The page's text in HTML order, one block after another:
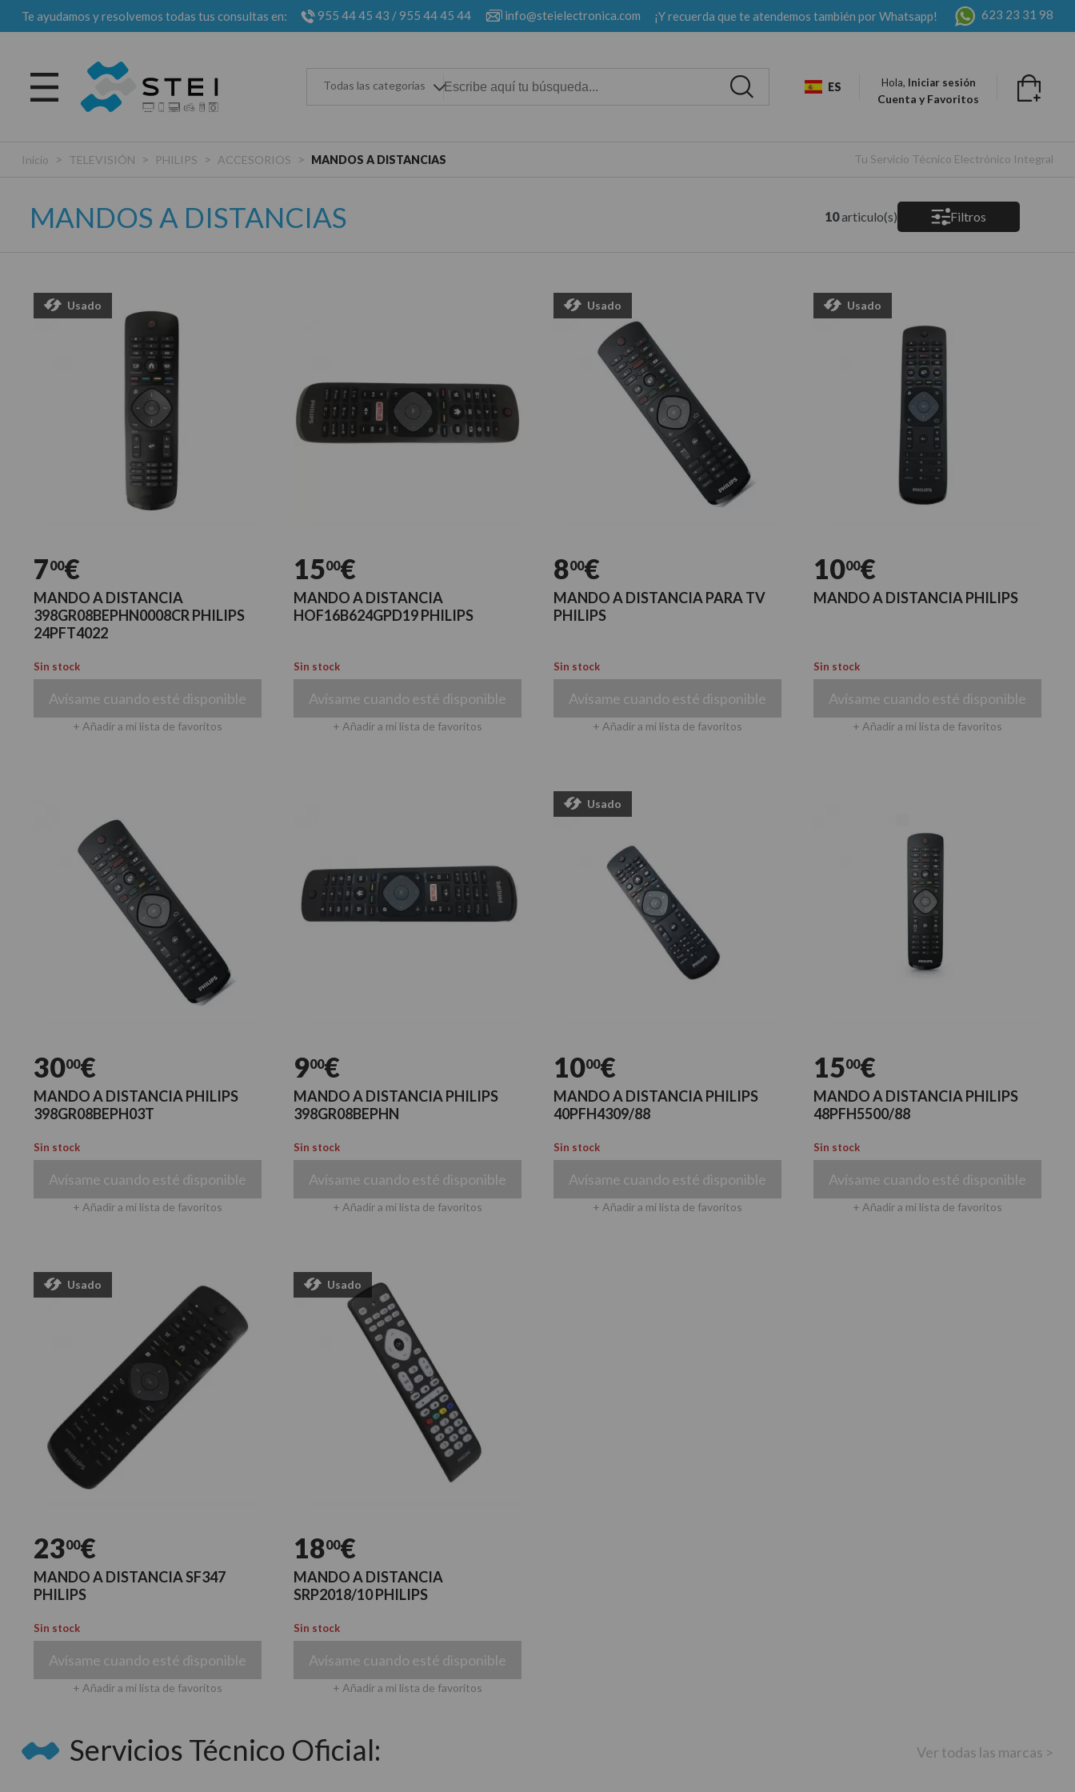
Te ayudamos y resolvemos todas tus consultas en: 955 44 45 43 /955 44 45 44 info@steielectronica.com ¡Y recuerda que te atendemos también por Whatsapp! 623 23 31 98
Todas las categorias ES Hola, Iniciar sesión
Cuenta y Favoritos
Inicio > TELEVISIÓN > PHILIPS > ACCESORIOS > MANDOS A DISTANCIAS Tu Servicio Técnico Electrónico Integral
MANDOS A DISTANCIAS 10articulo(s) Filtros
Usado
700€
MANDO A DISTANCIA
398GR08BEPHN0008CR PHILIPS
24PFT4022
Sin stock
Avísame cuando esté disponible
+ Añadir a mi lista de favoritos
1500€
MANDO A DISTANCIA
HOF16B624GPD19 PHILIPS
Sin stock
Avísame cuando esté disponible
+ Añadir a mi lista de favoritos
Usado
800€
MANDO A DISTANCIA PARA TV
PHILIPS
Sin stock
Avísame cuando esté disponible
+ Añadir a mi lista de favoritos
Usado
1000€
MANDO A DISTANCIA PHILIPS
Sin stock
Avísame cuando esté disponible
+ Añadir a mi lista de favoritos
3000€
MANDO A DISTANCIA PHILIPS
398GR08BEPH03T
Sin stock
Avísame cuando esté disponible
+ Añadir a mi lista de favoritos
900€
MANDO A DISTANCIA PHILIPS
398GR08BEPHN
Sin stock
Avísame cuando esté disponible
+ Añadir a mi lista de favoritos
Usado
1000€
MANDO A DISTANCIA PHILIPS
40PFH4309/88
Sin stock
Avísame cuando esté disponible
+ Añadir a mi lista de favoritos
1500€
MANDO A DISTANCIA PHILIPS
48PFH5500/88
Sin stock
Avísame cuando esté disponible
+ Añadir a mi lista de favoritos
Usado
2300€
MANDO A DISTANCIA SF347
PHILIPS
Sin stock
Avísame cuando esté disponible
+ Añadir a mi lista de favoritos
Usado
1800€
MANDO A DISTANCIA
SRP2018/10 PHILIPS
Sin stock
Avísame cuando esté disponible
+ Añadir a mi lista de favoritos
Servicios Técnico Oficial: Ver todas las marcas >